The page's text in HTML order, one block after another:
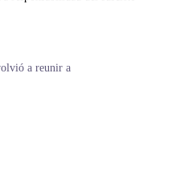
a reunir a